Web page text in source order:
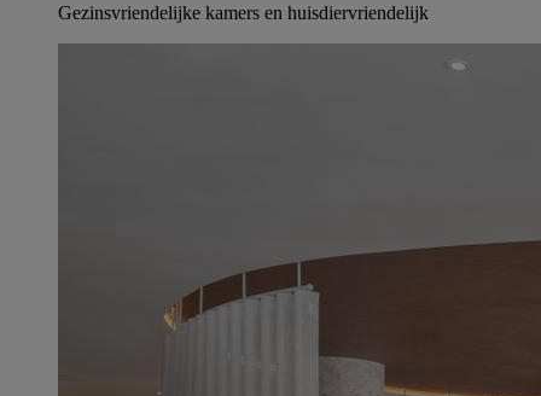
Gezinsvriendelijke kamers en huisdiervriendelijk